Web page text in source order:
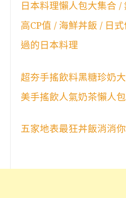
日本料理懶人包大集合 /
高CP值 / 海鮮丼飯 / 日
過的日本料理
超夯手搖飲料黑糖珍奶
美手搖飲人氣奶茶懶人包
五家地表最狂丼飯消消